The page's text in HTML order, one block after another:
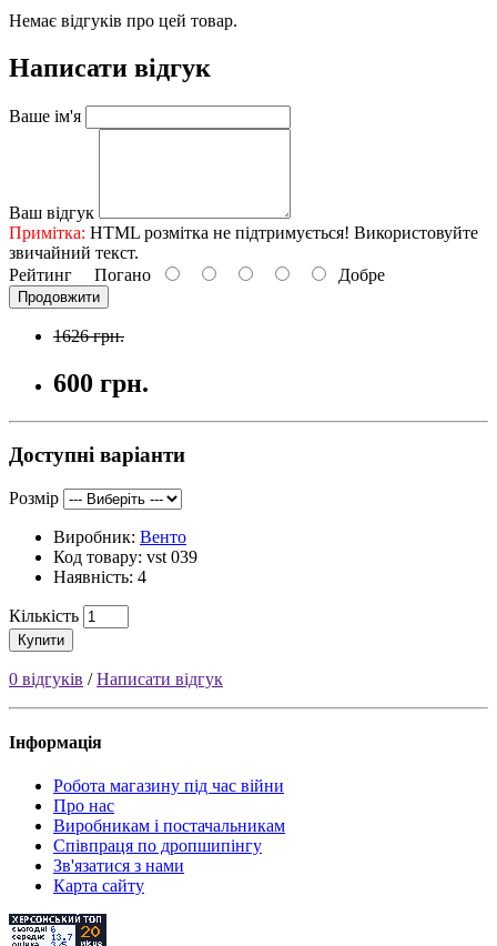
Немає відгуків про цей товар.
Написати відгук
Ваше ім'я
Ваш відгук
Примітка: HTML розмітка не підтримується! Використовуйте
звичайний текст.
Рейтинг Погано Добре
Продовжити
1626 грн.
600 грн.
Доступні варіанти
Розмір
Виробник: Венто
Код товару: vst 039
Наявність: 4
Кількість
Купити
0 відгуків /Написати відгук
Інформація
Робота магазину під час війни
Про нас
Виробникам і постачальникам
Співпраця по дропшипінгу
Зв'язатися з нами
Карта сайту